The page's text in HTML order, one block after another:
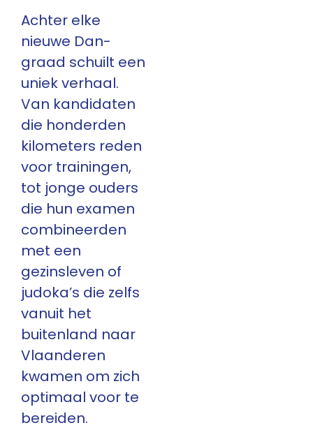
Achter elke
nieuwe Dan-
graad schuilt een
uniek verhaal.
Van kandidaten
die honderden
kilometers reden
voor trainingen,
tot jonge ouders
die hun examen
combineerden
met een
gezinsleven of
judoka’s die zelfs
vanuit het
buitenland naar
Vlaanderen
kwamen om zich
optimaal voor te
bereiden.